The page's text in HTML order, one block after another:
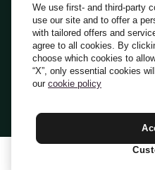
Everli News
Domande frequenti
Lavora con noi
Diventa Shopper
Investitori
PrivacyCookie
Termini e
Indirizzo PEC: everli@pec.it -
We use first- and third-party
use our site and to offer a
with tailored offers and
agree to all cookies. By
choose which cookies to
“X”, only essential cookies
our cookie policy